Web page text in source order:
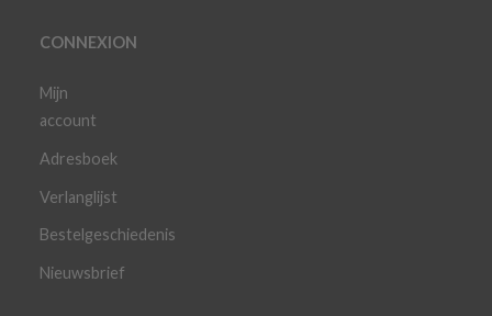
CONNEXION
Mijn
account
Adresboek
Verlanglijst
Bestelgeschiedenis
Nieuwsbrief